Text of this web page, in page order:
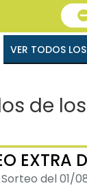
de
EXTRA
Sorteo del 01/